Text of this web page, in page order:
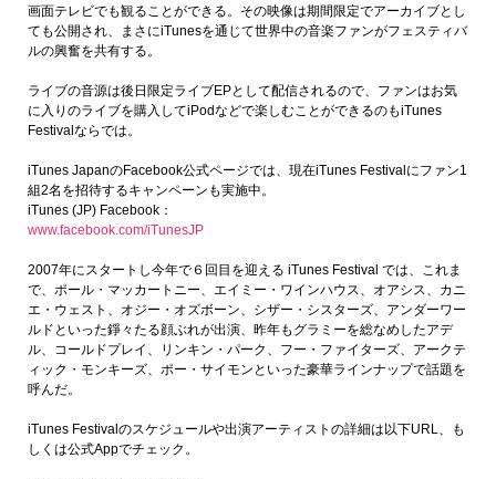
画面テレビでも観ることができる。その映像は期間限定でアーカイブとし
ても公開され、まさにiTunesを通じて世界中の音楽ファンがフェスティバ
ルの興奮を共有する。
ライブの音源は後日限定ライブEPとして配信されるので、ファンはお気
に入りのライブを購入してiPodなどで楽しむことができるのもiTunes
Festivalならでは。
iTunes JapanのFacebook公式ページでは、現在iTunes Festivalにファン1
組2名を招待するキャンペーンも実施中。
iTunes (JP) Facebook：
www.facebook.com/iTunesJP
2007年にスタートし今年で６回目を迎える iTunes Festival では、これま
で、ポール・マッカートニー、エイミー・ワインハウス、オアシス、カニ
エ・ウェスト、オジー・オズボーン、シザー・シスターズ、アンダーワー
ルドといった錚々たる顔ぶれが出演、昨年もグラミーを総なめしたアデ
ル、コールドプレイ、リンキン・パーク、フー・ファイターズ、アークテ
ィック・モンキーズ、ポー・サイモンといった豪華ラインナップで話題を
呼んだ。
iTunes Festivalのスケジュールや出演アーティストの詳細は以下URL、も
しくは公式Appでチェック。